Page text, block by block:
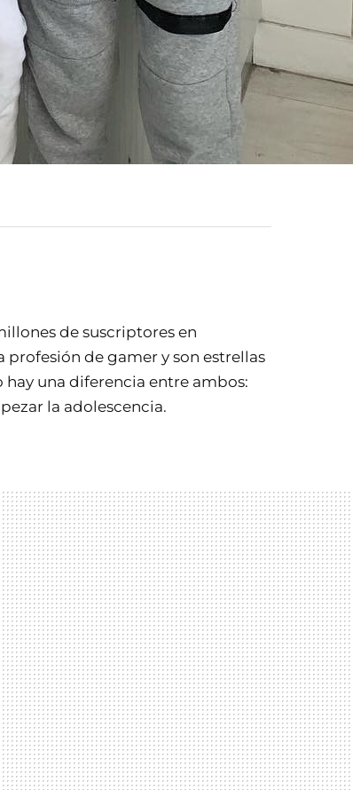
de suscriptores en
de gamer y son estrellas
hay una diferencia entre ambos:
la adolescencia.